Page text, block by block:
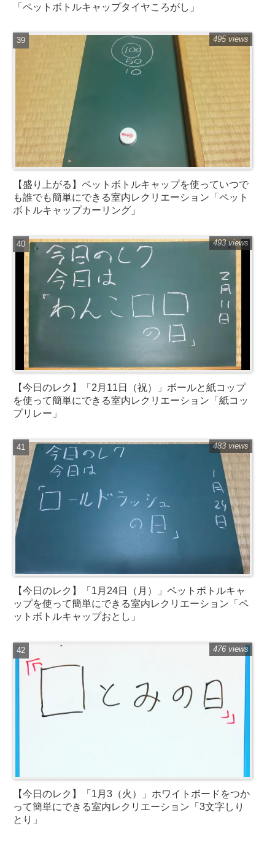
「ペットボトルキャップタイヤころがし」
【盛り上がる】ペットボトルキャップを使っていつで
も誰でも簡単にできる室内レクリエーション「ペット
ボトルキャップカーリング」
495 views
【今日のレク】「2月11日（祝）」ボールと紙コップ
を使って簡単にできる室内レクリエーション「紙コッ
プリレー」
493 views
【今日のレク】「1月24日（月）」ペットボトルキャ
ップを使って簡単にできる室内レクリエーション「ペ
ットボトルキャップおとし」
483 views
【今日のレク】「1月3（火）」ホワイトボードをつか
って簡単にできる室内レクリエーション「3文字しり
とり」
476 views